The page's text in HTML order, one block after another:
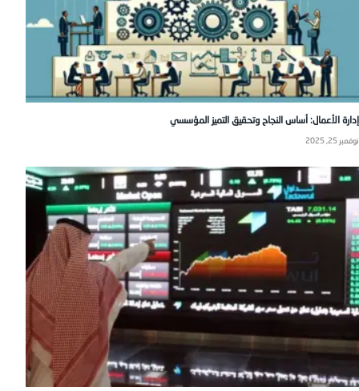
إدارة الأعمال: أساس النجاح وتحقيق التميز المؤسسي
نوفمبر 25, 2025